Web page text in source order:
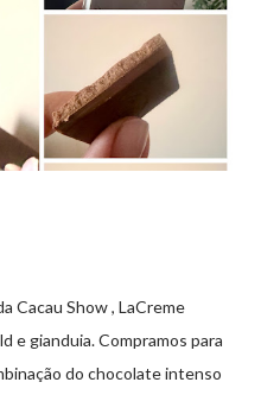
e Apresentação ILOSONE
sob a forma líquida em
E ADULTO. Composição
20 mg Excipientes q.s....
Cacau Show , LaCreme
e gianduia. Compramos para
do chocolate intenso